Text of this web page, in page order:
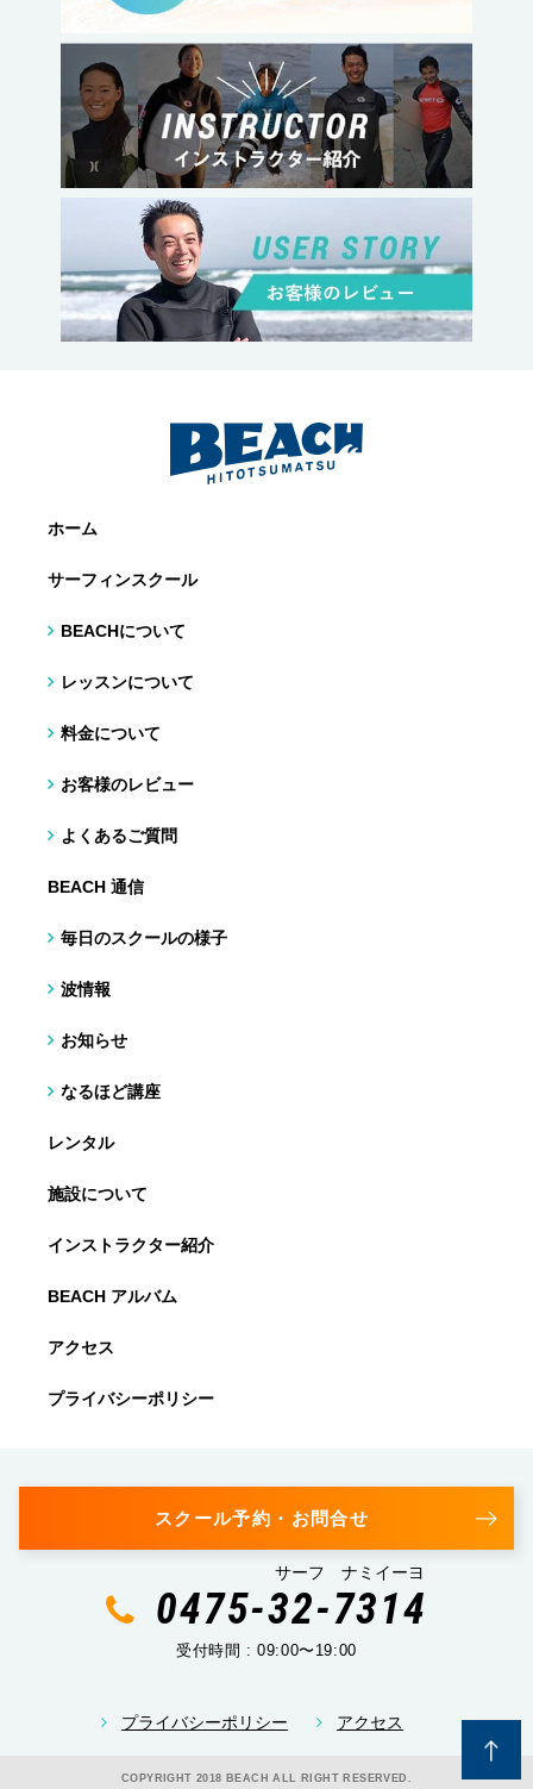
ホーム
サーフィンスクール
BEACHについて
レッスンについて
料金について
お客様のレビュー
よくあるご質問
BEACH 通信
毎日のスクールの様子
波情報
お知らせ
なるほど講座
レンタル
施設について
インストラクター紹介
BEACH アルバム
アクセス
プライバシーポリシー
スクール予約・お問合せ
サーフ ナミイーヨ
0475-32-7314
受付時間 : 09:00〜19:00
プライバシーポリシー アクセス
COPYRIGHT 2018 BEACH ALL RIGHT RESERVED.